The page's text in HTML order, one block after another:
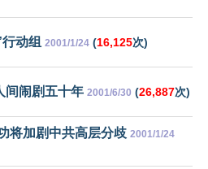
动组 2001/1/24 (16,125次)
间闹剧五十年 2001/6/30 (26,887次)
将加剧中共高层分歧 2001/1/24